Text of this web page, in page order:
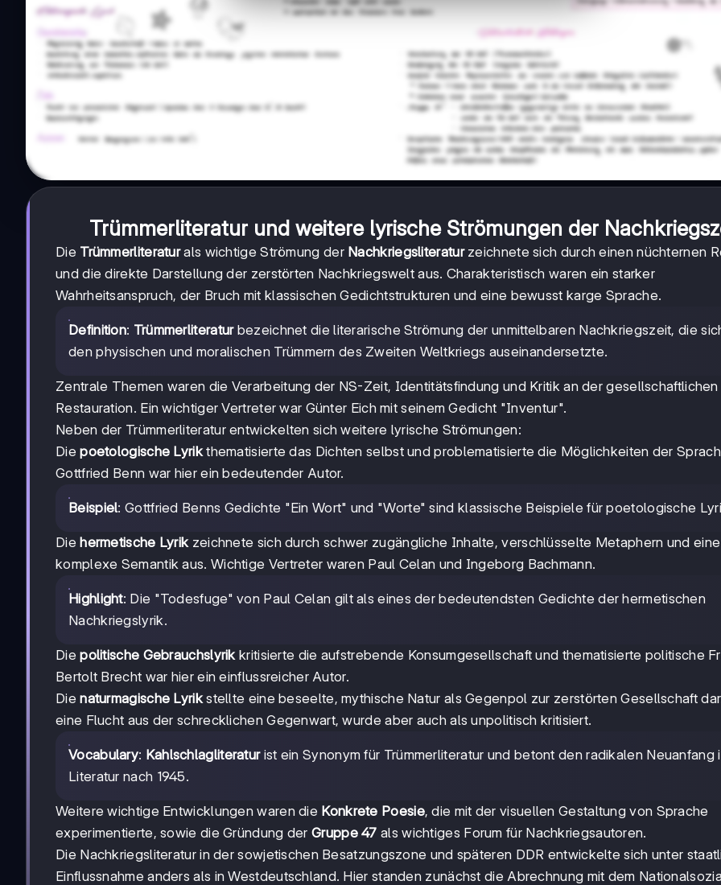
Trümmerliteratur und weitere lyrische Strömungen der
Die Trümmerliteraturals wichtige Strömung der Nachkriegsliteraturzeichnete sich durch einen nüchternen
und die direkte Darstellung der zerstörten Nachkriegswelt aus. Charakteristisch waren ein starker
Wahrheitsanspruch, der Bruch mit klassischen Gedichtstrukturen und eine bewusst karge Sprache.
Definition: Trümmerliteraturbezeichnet die literarische Strömung der unmittelbaren Nachkriegszeit, die
den physischen und moralischen Trümmern des Zweiten Weltkriegs auseinandersetzte.
Zentrale Themen waren die Verarbeitung der NS-Zeit, Identitätsfindung und Kritik an der gesellschaftlichen
Restauration. Ein wichtiger Vertreter war Günter Eich mit seinem Gedicht "Inventur".
Neben der Trümmerliteratur entwickelten sich weitere lyrische Strömungen:
Diepoetologische Lyrikthematisierte das Dichten selbst und problematisierte die Möglichkeiten der
Gottfried Benn war hier ein bedeutender Autor.
Beispiel: Gottfried Benns Gedichte "Ein Wort" und "Worte" sind klassische Beispiele für poetologische
Die hermetische Lyrikzeichnete sich durch schwer zugängliche Inhalte, verschlüsselte Metaphern und eine
komplexe Semantik aus. Wichtige Vertreter waren Paul Celan und Ingeborg Bachmann.
Highlight: Die "Todesfuge" von Paul Celan gilt als eines der bedeutendsten Gedichte der hermetischen
Nachkriegslyrik.
Diepolitische Gebrauchslyrikkritisierte die aufstrebende Konsumgesellschaft und thematisierte politische
Bertolt Brecht war hier ein einflussreicher Autor.
Dienaturmagische Lyrikstellte eine beseelte, mythische Natur als Gegenpol zur zerstörten Gesellschaft
eine Flucht aus der schrecklichen Gegenwart, wurde aber auch als unpolitisch kritisiert.
Vocabulary: Kahlschlagliteraturist ein Synonym für Trümmerliteratur und betont den radikalen Neuanfang
Literatur nach 1945.
Weitere wichtige Entwicklungen waren die Konkrete Poesie, die mit der visuellen Gestaltung von Sprache
experimentierte, sowie die Gründung der Gruppe 47 als wichtiges Forum für Nachkriegsautoren.
Die Nachkriegsliteratur in der sowjetischen Besatzungszone und späteren DDR entwickelte sich unter
Einflussnahme anders als in Westdeutschland. Hier standen zunächst die Abrechnung mit dem